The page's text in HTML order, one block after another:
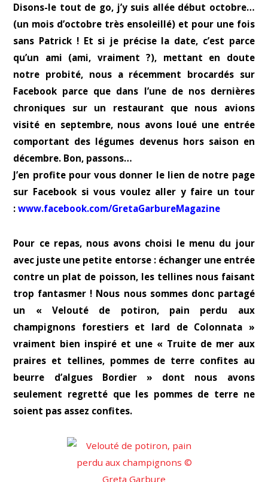
Disons-le tout de go, j’y suis allée début octobre…
(un mois d’octobre très ensoleillé) et pour une fois
sans Patrick ! Et si je précise la date, c’est parce
qu’un ami (ami, vraiment ?), mettant en doute
notre probité, nous a récemment brocardés sur
Facebook parce que dans l’une de nos dernières
chroniques sur un restaurant que nous avions
visité en septembre, nous avons loué une entrée
comportant des légumes devenus hors saison en
décembre. Bon, passons…
J’en profite pour vous donner le lien de notre page
sur Facebook si vous voulez aller y faire un tour
:www.facebook.com/GretaGarbureMagazine
Pour ce repas, nous avons choisi le menu du jour
avec juste une petite entorse : échanger une entrée
contre un plat de poisson, les tellines nous faisant
trop fantasmer ! Nous nous sommes donc partagé
un « Velouté de potiron, pain perdu aux
champignons forestiers et lard de Colonnata »
vraiment bien inspiré et une « Truite de mer aux
praires et tellines, pommes de terre confites au
beurre d’algues Bordier » dont nous avons
seulement regretté que les pommes de terre ne
soient pas assez confites.